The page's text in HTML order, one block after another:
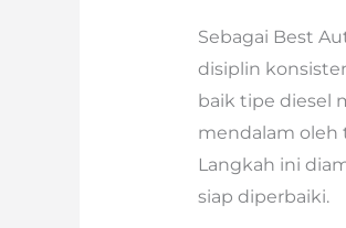
Sebagai Best
disiplin
baik tipe diesel
mendalam oleh
Langkah ini
siap diperbaiki.